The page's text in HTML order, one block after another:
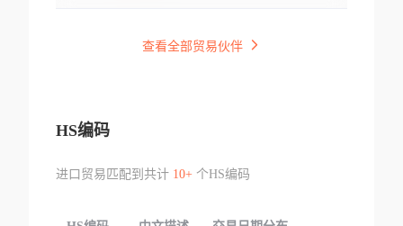
查看全部贸易伙伴
HS编码
进口贸易匹配到共计 10+个HS编码